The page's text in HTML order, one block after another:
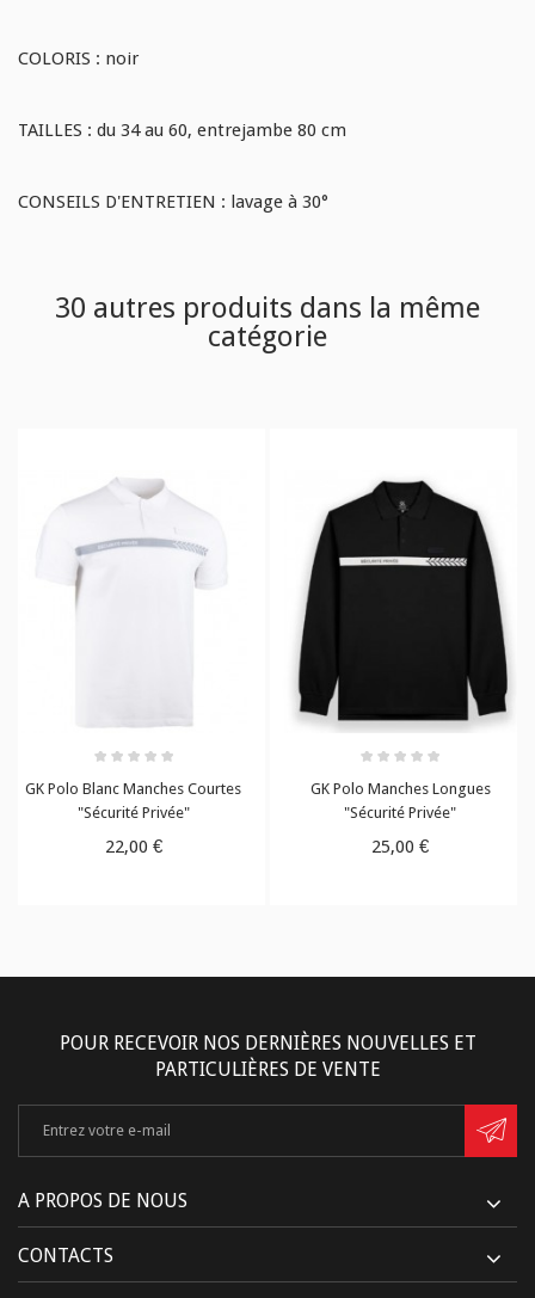
COLORIS : noir
TAILLES : du 34 au 60, entrejambe 80 cm
CONSEILS D'ENTRETIEN : lavage à 30°
30 autres produits dans la même
catégorie
GK Polo Blanc Manches Courtes
"Sécurité Privée"
22,00 €
GK Polo Manches Longues
"Sécurité Privée"
25,00 €
POUR RECEVOIR NOS DERNIÈRES NOUVELLES ET
PARTICULIÈRES DE VENTE
A PROPOS DE NOUS
CONTACTS